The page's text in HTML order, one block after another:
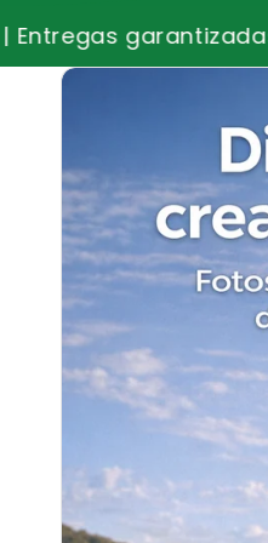
unidades